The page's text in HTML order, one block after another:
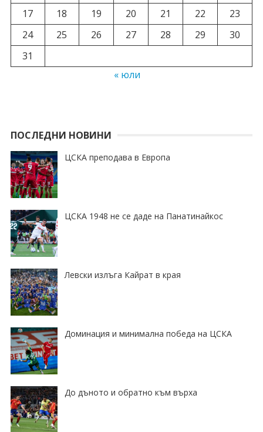
17
18 19 20 21 22
23
24
25 26 27 28 29
30
31
« юли
ПОСЛЕДНИ НОВИНИ
ЦСКА преподава в Европа
ЦСКА 1948 не се даде на Панатинайкос
Левски излъга Кайрат в края
Доминация и минимална победа на ЦСКА
До дъното и обратно към върха